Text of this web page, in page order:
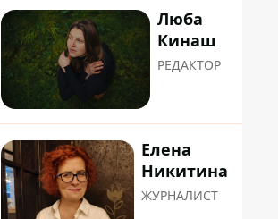
Люба
Кинаш
РЕДАКТОР
Елена
Никитина
ЖУРНАЛИСТ